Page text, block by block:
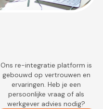
Ons re-integratie platform is
gebouwd op vertrouwen en
ervaringen. Heb je een
persoonlijke vraag of als
werkgever advies nodig?